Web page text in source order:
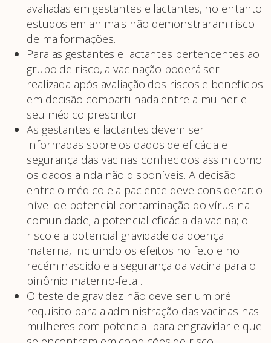
avaliadas em gestantes e lactantes, no entanto
estudos em animais não demonstraram risco
de malformações.
Para as gestantes e lactantes pertencentes ao
grupo de risco, a vacinação poderá ser
realizada após avaliação dos riscos e benefícios
em decisão compartilhada entre a mulher e
seu médico prescritor.
As gestantes e lactantes devem ser
informadas sobre os dados de eficácia e
segurança das vacinas conhecidos assim como
os dados ainda não disponíveis. A decisão
entre o médico e a paciente deve considerar: o
nível de potencial contaminação do vírus na
comunidade; a potencial eficácia da vacina; o
risco e a potencial gravidade da doença
materna, incluindo os efeitos no feto e no
recém nascido e a segurança da vacina para o
binômio materno-fetal.
O teste de gravidez não deve ser um pré
requisito para a administração das vacinas nas
mulheres com potencial para engravidar e que